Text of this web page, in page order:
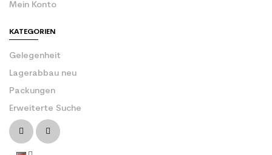
Mein Konto
KATEGORIEN
Gelegenheit
Lagerabbau neu
Packungen
Erweiterte Suche